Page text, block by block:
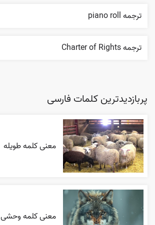
ترجمه piano roll
ترجمه Charter of Rights
پربازدیدترین کلمات فارسی
معنی کلمه طویله
معنی کلمه وحشی